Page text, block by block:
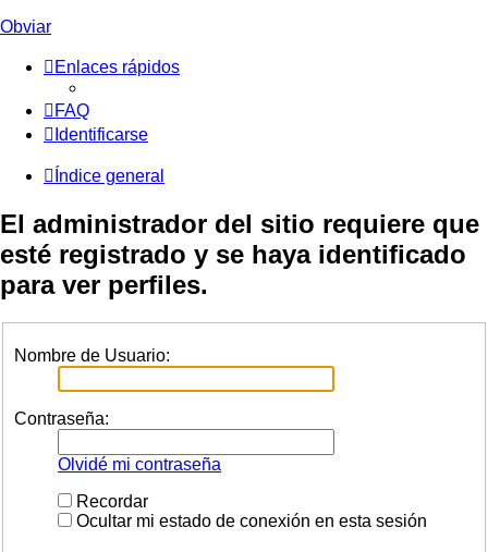
Obviar
Enlaces rápidos
FAQ
Identificarse
Índice general
El administrador del sitio requiere que
esté registrado y se haya identificado
para ver perfiles.
Nombre de Usuario:
Contraseña:
Olvidé mi contraseña
Recordar
Ocultar mi estado de conexión en esta sesión